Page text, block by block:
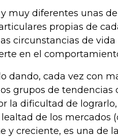
muy diferentes unas
propias de
circunstancias de
en el
dando, cada vez con
grupos de tendencias
la dificultad de
de los mercados
y creciente, es una de